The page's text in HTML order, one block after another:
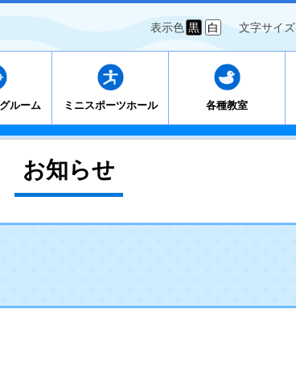
表示色 黒 白 文字サイズ
ルーム ミニスポーツホール 各種教室
お知らせ